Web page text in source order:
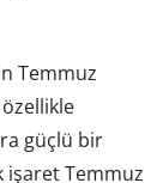
Temmuz
güçlü bir
Temmuz